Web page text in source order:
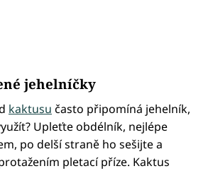
jehelníčky
kaktusu často připomíná jehelník,
Upleťte obdélník, nejlépe
po delší straně ho sešijte a
pletací příze. Kaktus